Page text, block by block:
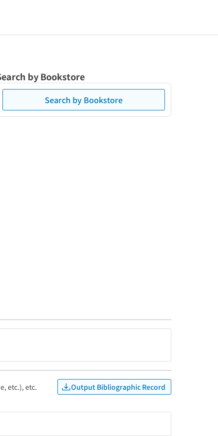
by Bookstore
Search by Bookstore
etc.), etc. Output Bibliographic Record